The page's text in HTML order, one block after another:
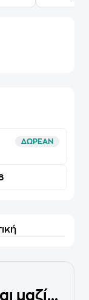
ΔΩΡΕΑΝ
μαζί...